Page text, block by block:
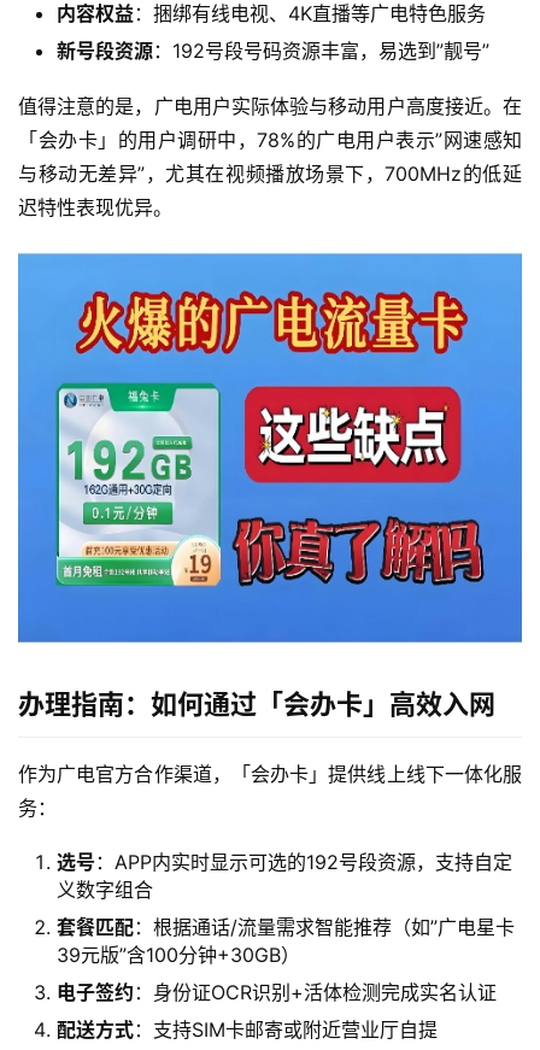
首
流
卡
宽
随
内容权益：捆绑有线电视、4K直播等广电特色服务
新号段资源：192号段号码资源丰富，易选到”靓号”
值得注意的是，广电用户实际体验与移动用户高度接近。在
「会办卡」的用户调研中，78%的广电用户表示”网速感知
与移动无差异”，尤其在视频播放场景下，700MHz的低延
迟特性表现优异。
办理指南：如何通过「会办卡」高效入网
作为广电官方合作渠道，「会办卡」提供线上线下一体化服
务：
选号 ：APP内实时显示可选的192号段资源，支持自定
义数字组合
套餐匹配：根据通话/流量需求智能推荐（如”广电星卡
39元版”含100分钟+30GB）
电子签约 ：身份证OCR识别+活体检测完成实名认证
配送方式：支持SIM卡邮寄或附近营业厅自提